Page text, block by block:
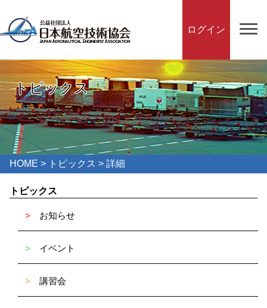
ログイン
トピックス
HOME > トピックス > 詳細
トピックス
> お知らせ
> イベント
> 講習会